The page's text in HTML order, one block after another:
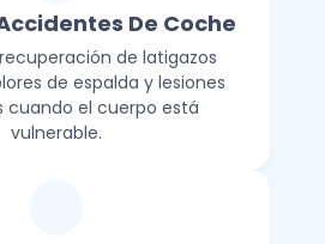
De Coche
de latigazos
de espalda y lesiones
cuando el cuerpo está
vulnerable.